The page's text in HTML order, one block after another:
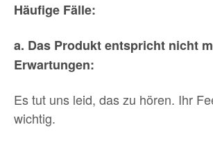
Häufige Fälle:
a. Das Produkt entspricht nicht
Erwartungen:
Es tut uns leid, das zu hören. Ihr
wichtig.